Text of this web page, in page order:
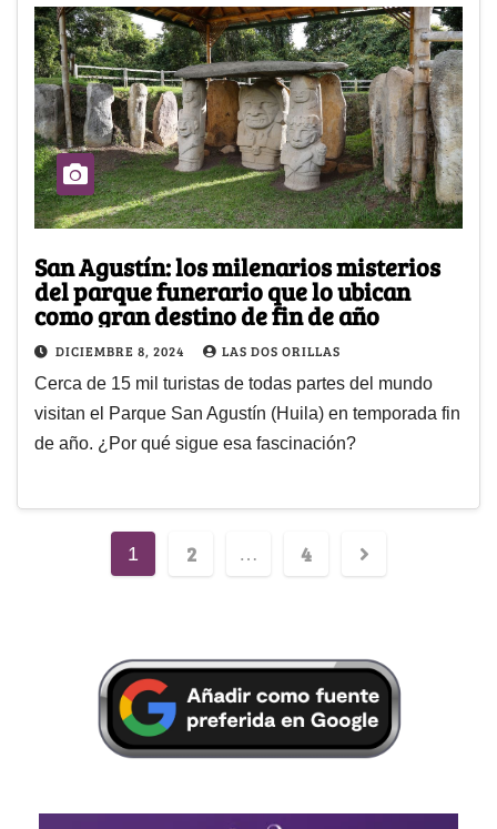
San Agustín: los milenarios misterios
del parque funerario que lo ubican
como gran destino de fin de año
DICIEMBRE 8, 2024 LAS DOS ORILLAS
Cerca de 15 mil turistas de todas partes del mundo
visitan el Parque San Agustín (Huila) en temporada fin
de año. ¿Por qué sigue esa fascinación?
1 2 … 4